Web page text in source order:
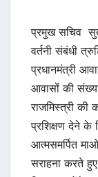
प्रमुख सचिव
वर्तनी संबंधी
प्रधानमंत्री
आवासों की
राजमिस्त्री
प्रशिक्षण देने के
आत्मसमर्पित
सराहना करते